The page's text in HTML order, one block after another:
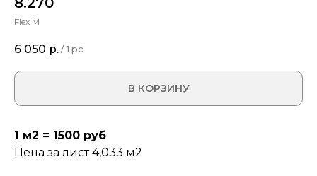
Flex M
6 050 р. / 1 pc
В КОРЗИНУ
1 м2 = 1500 руб
Цена за лист 4,033 м2